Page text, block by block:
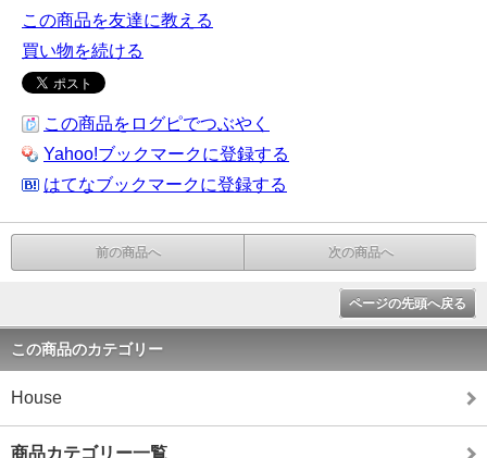
この商品を友達に教える
買い物を続ける
この商品をログピでつぶやく
Yahoo!ブックマークに登録する
はてなブックマークに登録する
前の商品へ 次の商品へ
ページの先頭へ戻る
この商品のカテゴリー
House
商品カテゴリー一覧